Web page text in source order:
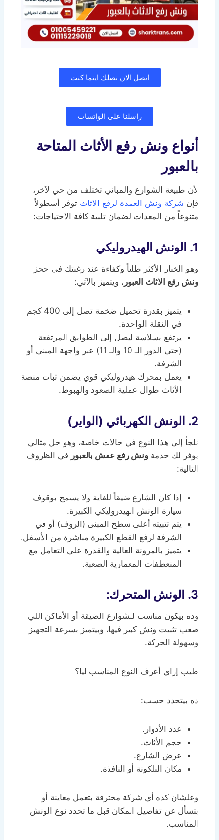
اتصل الان نصلك اينما كنت
راسلنا على الواتساب
أنواع ونش رفع الأثاث المتاحة
بالعبور
لأن طبيعة الشوارع والمباني تختلف من حي لآخر،
فإن شركة ونش العمدة لرفع الاثاث توفر أسطولاً
متنوعاً من المعدات لضمان تلبية كافة الاحتياجات:
1. الونش الهيدروليكي
وهو الخيار الأكثر طلباً وكفاءة عند رغبتك في حجز
ونش رفع الاثاث العبور ، ويتميز بالآتي:
يتميز بقدرة تحميل ضخمة تصل إلى 400 كجم
في النقلة الواحدة.
يرتفع بسلاسة ليصل إلى الطوابق المرتفعة
(حتى الدور الـ 10 والـ 11) عبر واجهة المبنى أو
الشرفة.
يعمل بمحرك هيدروليكي قوي يضمن ثبات منصة
الأثاث طوال عملية الصعود والهبوط.
2. الونش الكهربائي (الواير)
نلجأ إلى هذا النوع في حالات خاصة، وهو حل مثالي
يوفر لك خدمة ونش رفع عفش بالعبور في الظروف
التالية:
إذا كان الشارع ضيقاً للغاية ولا يسمح بوقوف
سيارة الونش الهيدروليكي الكبيرة.
يتم تثبيته أعلى سطح المبنى (الروف) أو في
الشرفة لرفع القطع الكبيرة مباشرة من الأسفل.
يتميز بالمرونة العالية والقدرة على التعامل مع
المنعطفات المعمارية الصعبة.
3. الونش المتحرك :
وده بيكون مناسب للشوارع الضيقة أو الأماكن اللي
صعب تثبيت ونش كبير فيها، وبيتميز بسرعة التجهيز
وسهولة الحركة.
طيب إزاي أعرف النوع المناسب ليا؟
ده بيتحدد حسب:
عدد الأدوار.
حجم الأثاث.
عرض الشارع.
مكان البلكونة أو النافذة.
وعلشان كده أي شركة محترفة بتعمل معاينة أو
بتسأل عن تفاصيل المكان قبل ما تحدد نوع الونش
المناسب.